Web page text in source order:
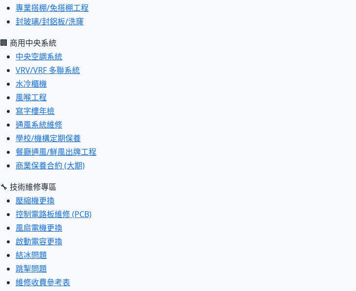
專業搭棚/免搭棚工程
封玻璃/封鋁板/洗窿
🏢 商用中央系統
中央空調系統
VRV/VRF 多聯系統
水冷櫃機
風喉工程
寫字樓年檢
通風系統維修
學校/機構定期保養
餐廳通風/鮮風出牌工程
商業保養合約 (大期)
🔧 技術維修專區
壓縮機更換
控制電路板維修 (PCB)
風扇電機更換
啟動電容更換
結冰問題
跳掣問題
維修收費參考表